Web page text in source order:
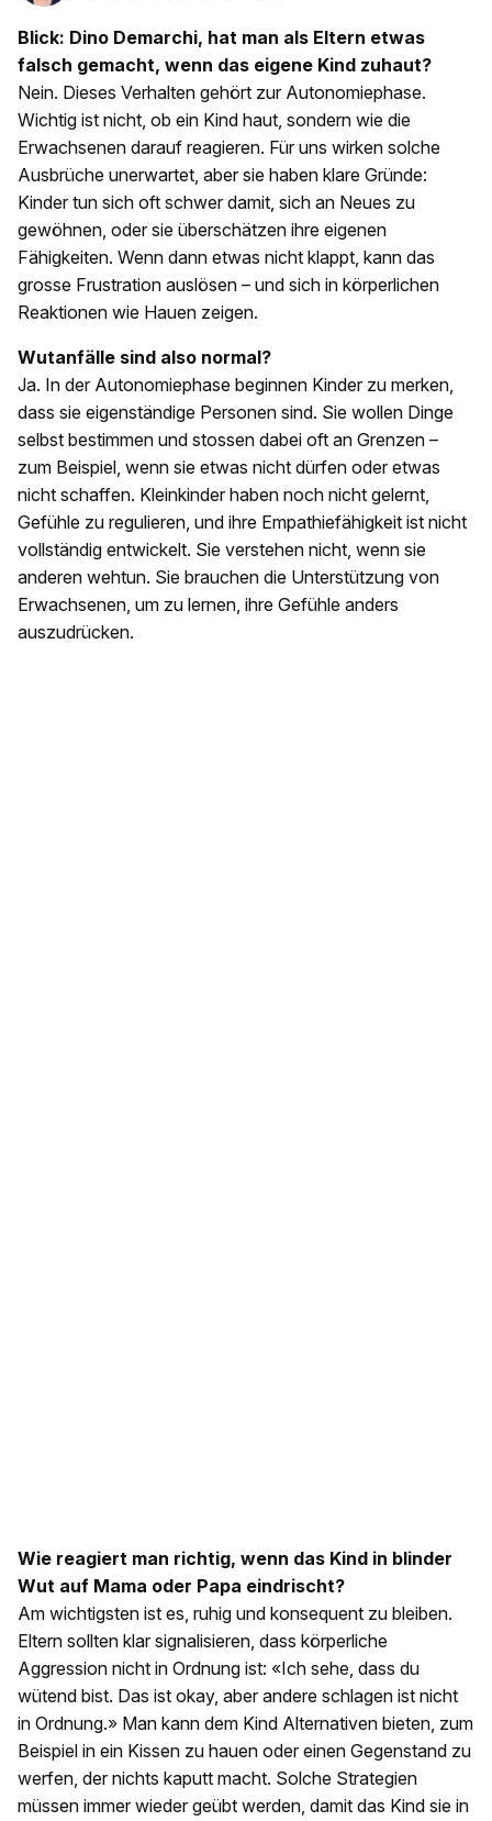
Blick: Dino Demarchi, hat man als Eltern etwas
falsch gemacht, wenn das eigene Kind zuhaut?
Nein. Dieses Verhalten gehört zur Autonomiephase.
Wichtig ist nicht, ob ein Kind haut, sondern wie die
Erwachsenen darauf reagieren. Für uns wirken solche
Ausbrüche unerwartet, aber sie haben klare Gründe:
Kinder tun sich oft schwer damit, sich an Neues zu
gewöhnen, oder sie überschätzen ihre eigenen
Fähigkeiten. Wenn dann etwas nicht klappt, kann das
grosse Frustration auslösen – und sich in körperlichen
Reaktionen wie Hauen zeigen.
Wutanfälle sind also normal?
Ja. In der Autonomiephase beginnen Kinder zu merken,
dass sie eigenständige Personen sind. Sie wollen Dinge
selbst bestimmen und stossen dabei oft an Grenzen –
zum Beispiel, wenn sie etwas nicht dürfen oder etwas
nicht schaffen. Kleinkinder haben noch nicht gelernt,
Gefühle zu regulieren, und ihre Empathiefähigkeit ist nicht
vollständig entwickelt. Sie verstehen nicht, wenn sie
anderen wehtun. Sie brauchen die Unterstützung von
Erwachsenen, um zu lernen, ihre Gefühle anders
auszudrücken.
Wie reagiert man richtig, wenn das Kind in blinder
Wut auf Mama oder Papa eindrischt?
Am wichtigsten ist es, ruhig und konsequent zu bleiben.
Eltern sollten klar signalisieren, dass körperliche
Aggression nicht in Ordnung ist: «Ich sehe, dass du
wütend bist. Das ist okay, aber andere schlagen ist nicht
in Ordnung.» Man kann dem Kind Alternativen bieten, zum
Beispiel in ein Kissen zu hauen oder einen Gegenstand zu
werfen, der nichts kaputt macht. Solche Strategien
müssen immer wieder geübt werden, damit das Kind sie in